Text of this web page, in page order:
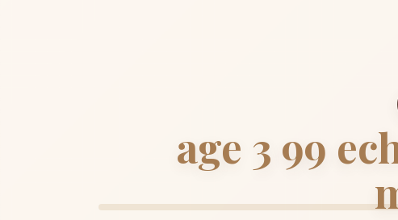
age 3 99